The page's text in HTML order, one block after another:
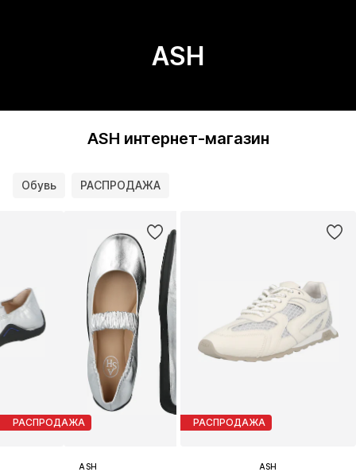
ASH
ASH интернет-магазин
Обувь РАСПРОДАЖА
РАСПРОДАЖА
ASH
РАСПРОДАЖА
ASH